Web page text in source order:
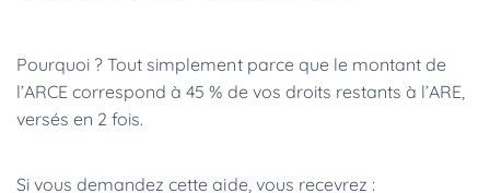
Pourquoi ? Tout simplement parce que le montant de
l’ARCE correspond à 45 % de vos droits restants à l’ARE,
versés en 2 fois.
Si vous demandez cette aide, vous recevrez :